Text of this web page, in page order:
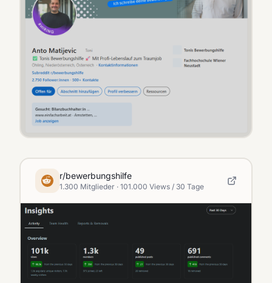
r/bewerbungshilfe
1.300 Mitglieder · 101.000 Views / 30 Tage